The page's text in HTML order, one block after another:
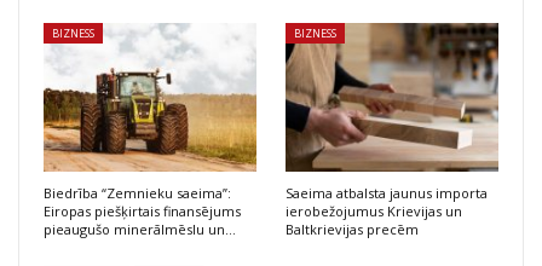
BIZNESS
Biedrība “Zemnieku saeima”:
Eiropas piešķirtais finansējums
pieaugušo minerālmēslu un…
BIZNESS
Saeima atbalsta jaunus importa
ierobežojumus Krievijas un
Baltkrievijas precēm